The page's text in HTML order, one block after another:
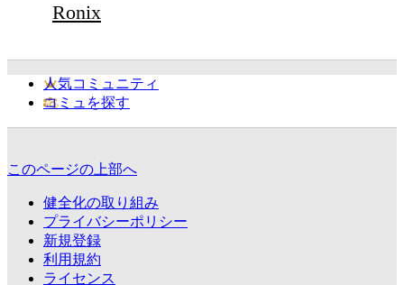
Ronix
人気コミュニティ
コミュを探す
このページの上部へ
健全化の取り組み
プライバシーポリシー
新規登録
利用規約
ライセンス